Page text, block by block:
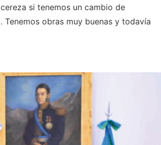
si tenemos un cambio de
obras muy buenas y todavía